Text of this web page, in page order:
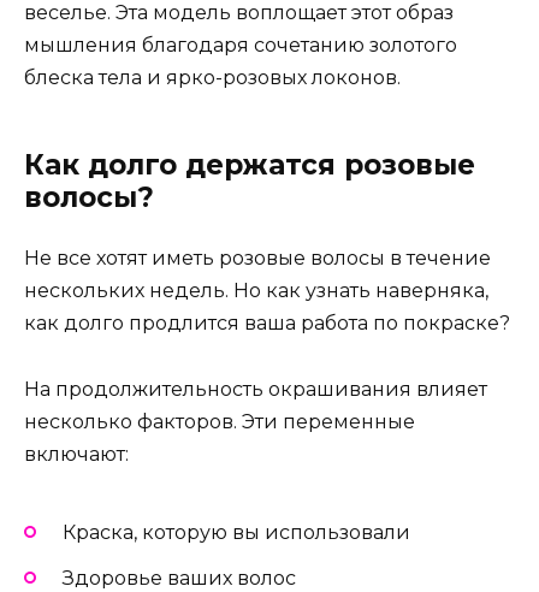
веселье. Эта модель воплощает этот образ
мышления благодаря сочетанию золотого
блеска тела и ярко-розовых локонов.
Как долго держатся розовые
волосы?
Не все хотят иметь розовые волосы в течение
нескольких недель. Но как узнать наверняка,
как долго продлится ваша работа по покраске?
На продолжительность окрашивания влияет
несколько факторов. Эти переменные
включают:
Краска, которую вы использовали
Здоровье ваших волос